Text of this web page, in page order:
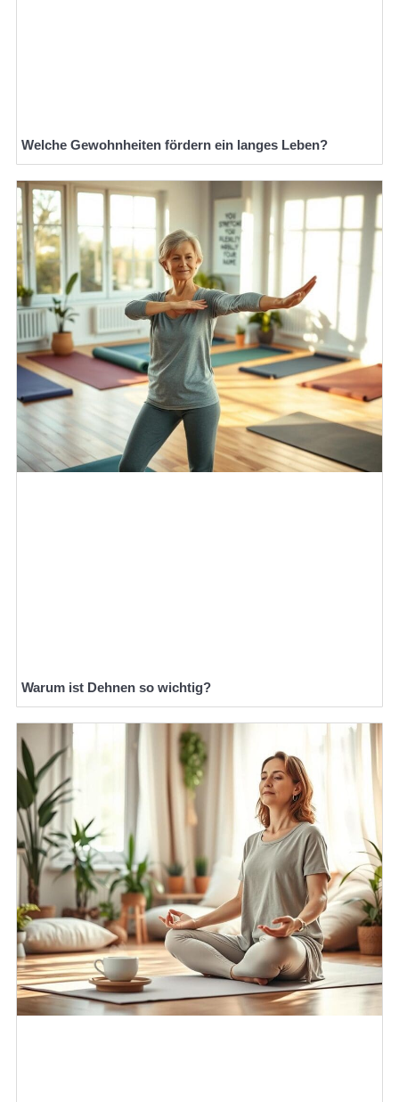
Welche Gewohnheiten fördern ein langes Leben?
Warum ist Dehnen so wichtig?